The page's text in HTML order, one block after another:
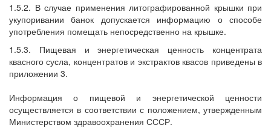
1.5.2. В случае применения литографированной крышки при
укупоривании банок допускается информацию о способе
употребления помещать непосредственно на крышке.
1.5.3. Пищевая и энергетическая ценность концентрата
квасного сусла, концентратов и экстрактов квасов приведены в
приложении 3.
Информация о пищевой и энергетической ценности
осуществляется в соответствии с положением, утвержденным
Министерством здравоохранения СССР.